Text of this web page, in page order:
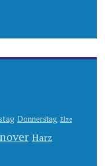
Donnerstag Elze
Harz